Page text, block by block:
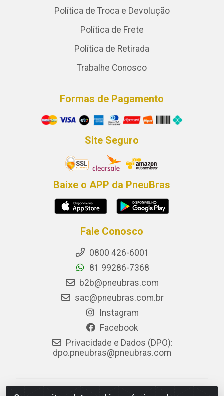
Política de Troca e Devolução
Política de Frete
Política de Retirada
Trabalhe Conosco
Formas de Pagamento
Site Seguro
Baixe o APP da PneuBras
Fale Conosco
0800 426-6001
81 99286-7368
b2b@pneubras.com
sac@pneubras.com.br
Instagram
Facebook
Privacidade e Dados (DPO):
dpo.pneubras@pneubras.com
PneuBras - Rodovia BR-101, KM 82 - Prazeres,